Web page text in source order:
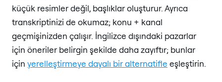
küçük resimler değil, başlıklar oluşturur. Ayrıca
transkriptinizi de okumaz; konu + kanal
geçmişinizden çalışır. İngilizce dışındaki pazarlar
için öneriler belirgin şekilde daha zayıftır; bunlar
için yerelleştirmeye dayalı bir alternatifle eşleştirin.